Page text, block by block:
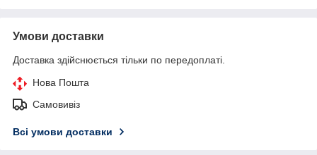
Умови доставки
Доставка здійснюється тільки по передоплаті.
Нова Пошта
Самовивіз
Всі умови доставки